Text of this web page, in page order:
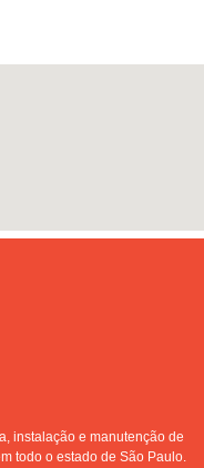
instalação e manutenção de
todo o estado de São Paulo.